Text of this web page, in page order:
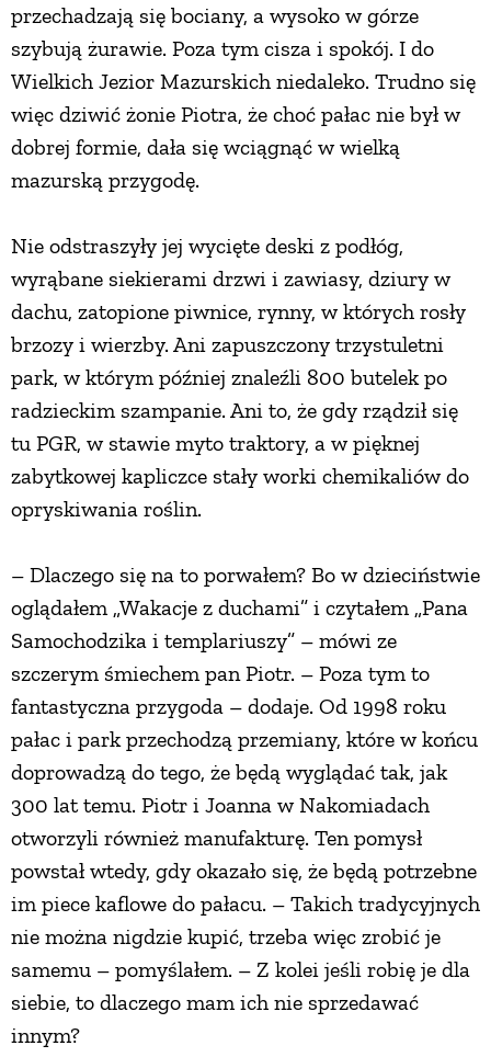
przechadzają się bociany, a wysoko w górze
szybują żurawie. Poza tym cisza i spokój. I do
Wielkich Jezior Mazurskich niedaleko. Trudno się
więc dziwić żonie Piotra, że choć pałac nie był w
dobrej formie, dała się wciągnąć w wielką
mazurską przygodę.
Nie odstraszyły jej wycięte deski z podłóg,
wyrąbane siekierami drzwi i zawiasy, dziury w
dachu, zatopione piwnice, rynny, w których rosły
brzozy i wierzby. Ani zapuszczony trzystuletni
park, w którym później znaleźli 800 butelek po
radzieckim szampanie. Ani to, że gdy rządził się
tu PGR, w stawie myto traktory, a w pięknej
zabytkowej kapliczce stały worki chemikaliów do
opryskiwania roślin.
– Dlaczego się na to porwałem? Bo w dzieciństwie
oglądałem „Wakacje z duchami” i czytałem „Pana
Samochodzika i templariuszy” – mówi ze
szczerym śmiechem pan Piotr. – Poza tym to
fantastyczna przygoda – dodaje. Od 1998 roku
pałac i park przechodzą przemiany, które w końcu
doprowadzą do tego, że będą wyglądać tak, jak
300 lat temu. Piotr i Joanna w Nakomiadach
otworzyli również manufakturę. Ten pomysł
powstał wtedy, gdy okazało się, że będą potrzebne
im piece kaflowe do pałacu. – Takich tradycyjnych
nie można nigdzie kupić, trzeba więc zrobić je
samemu – pomyślałem. – Z kolei jeśli robię je dla
siebie, to dlaczego mam ich nie sprzedawać
innym?
DODATKI
PRZETWORY